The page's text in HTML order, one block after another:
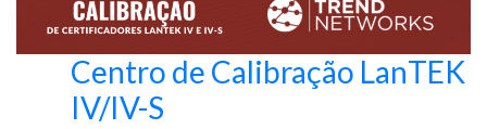
Centro de Calibração LanTEK
IV/IV-S